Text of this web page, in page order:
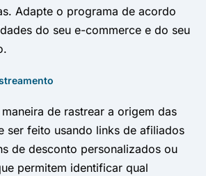
Adapte o programa de acordo
do seu e-commerce e do seu
de rastrear a origem das
ser feito usando links de afiliados
de desconto personalizados ou
permitem identificar qual